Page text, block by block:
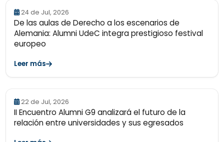
24 de Jul, 2026
De las aulas de Derecho a los escenarios de
Alemania: Alumni UdeC integra prestigioso festival
europeo
Leer más
22 de Jul, 2026
II Encuentro Alumni G9 analizará el futuro de la
relación entre universidades y sus egresados